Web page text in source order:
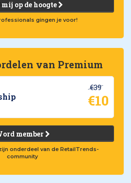
mij op de hoogte
gingen je voor!
van Premium
€39
€10
member
onderdeel van de RetailTrends-
community